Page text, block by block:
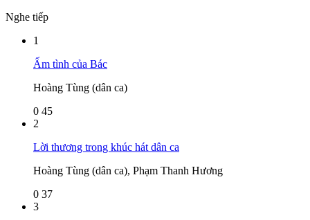
Nghe tiếp
1
Ấm tình của Bác
Hoàng Tùng (dân ca)
0 45
2
Lời thương trong khúc hát dân ca
Hoàng Tùng (dân ca), Phạm Thanh Hương
0 37
3